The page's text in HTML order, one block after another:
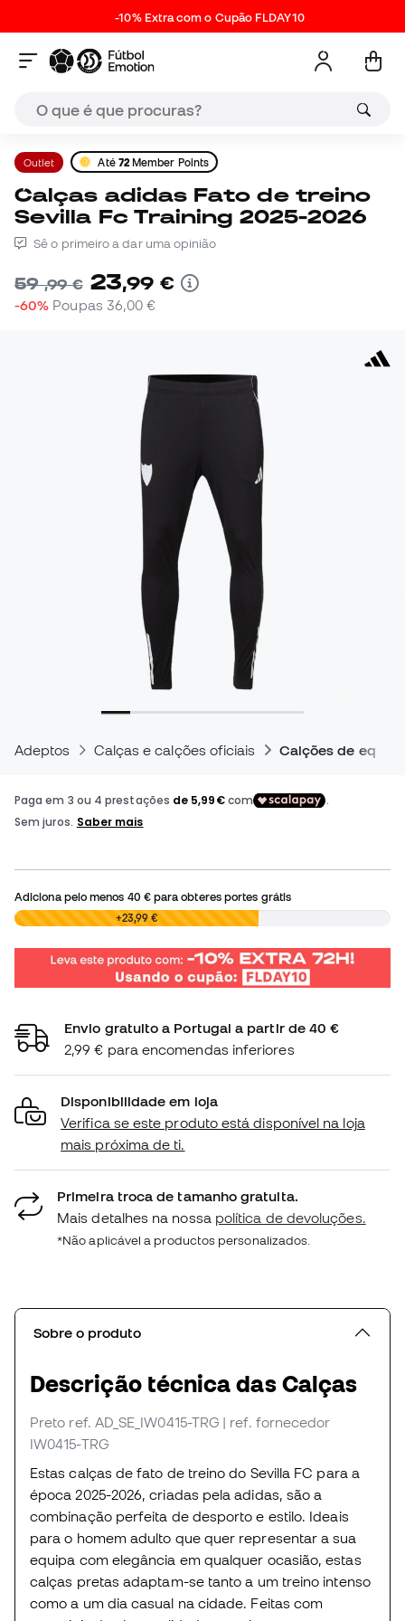
-10% Extra com o Cupão FLDAY10
Outlet Até 72Member Points
Calças adidas Fato de treino
Sevilla Fc Training 2025-2026
Sê o primeiro a dar uma opinião
59,99 € 23,99 €
-60% Poupas 36,00 €
Adeptos Calças e calções oficiais Calções de
Adiciona pelo menos 40 €para obteres portes grátis
0,00 € +23,99 €
Envio gratuito a Portugal a partir de 40 €
2,99 € para encomendas inferiores
Disponibilidade em loja
Verifica se este produto está disponível na loja
mais próxima de ti.
Primeira troca de tamanho gratuita.
Mais detalhes na nossa política de devoluções.
*Não aplicável a productos personalizados.
Sobre o produto
Descrição técnica das Calças
Preto ref. AD_SE_IW0415-TRG | ref. fornecedor
IW0415-TRG
Estas calças de fato de treino do Sevilla FC para a
época 2025-2026, criadas pela adidas, são a
combinação perfeita de desporto e estilo. Ideais
para o homem adulto que quer representar a sua
equipa com elegância em qualquer ocasião, estas
calças pretas adaptam-se tanto a um treino intenso
como a um dia casual na cidade. Feitas com